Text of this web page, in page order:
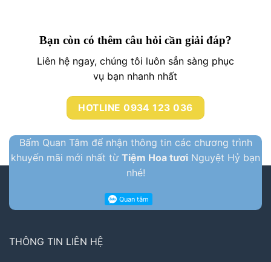
Bạn còn có thêm câu hỏi cần giải đáp?
Liên hệ ngay, chúng tôi luôn sẳn sàng phục
vụ bạn nhanh nhất
HOTLINE 0934 123 036
Bấm Quan Tâm để nhận thông tin các chương trình
khuyến mãi mới nhất từ Tiệm Hoa tươi Nguyệt Hỷ bạn
nhé!
THÔNG TIN LIÊN HỆ